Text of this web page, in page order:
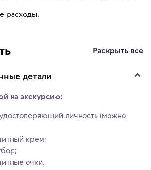
расходы.
Раскрыть все
детали
на экскурсию:
личность (можно
крем;
очки.